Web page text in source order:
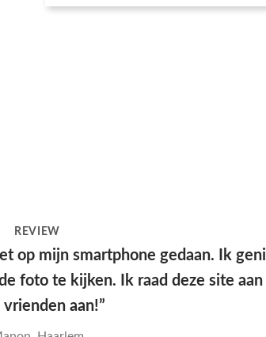
REVIEW
een leuke verpakking, hele goede
en mooie print.”
Den Haag